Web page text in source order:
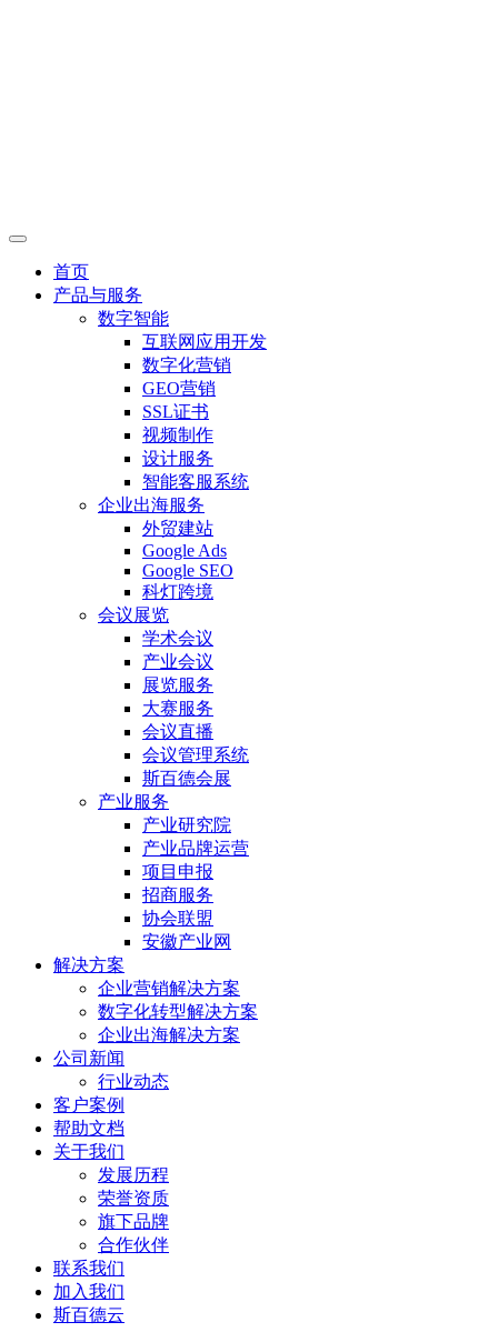
首页
产品与服务
数字智能
互联网应用开发
数字化营销
GEO营销
SSL证书
视频制作
设计服务
智能客服系统
企业出海服务
外贸建站
Google Ads
Google SEO
科灯跨境
会议展览
学术会议
产业会议
展览服务
大赛服务
会议直播
会议管理系统
斯百德会展
产业服务
产业研究院
产业品牌运营
项目申报
招商服务
协会联盟
安徽产业网
解决方案
企业营销解决方案
数字化转型解决方案
企业出海解决方案
公司新闻
行业动态
客户案例
帮助文档
关于我们
发展历程
荣誉资质
旗下品牌
合作伙伴
联系我们
加入我们
斯百德云